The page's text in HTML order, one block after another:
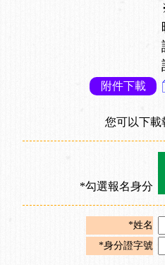
附件下載
您可以下載
*勾選報名身分
*姓名
*身分證字號